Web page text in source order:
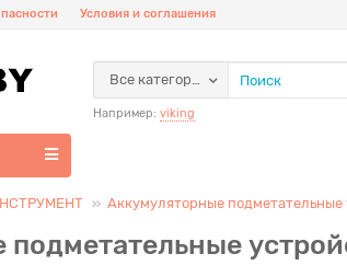
Условия и соглашения
Все категории
Например: viking
Аккумуляторные подметательные